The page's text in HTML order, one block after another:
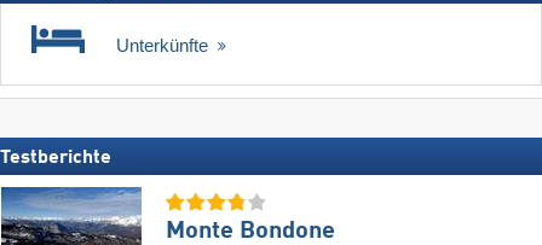
Unterkünfte
Testberichte
Monte Bondone